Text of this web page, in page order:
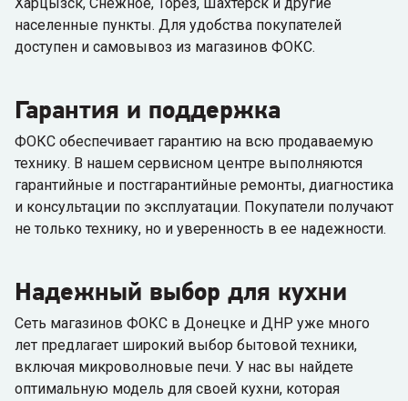
населенные пункты. Для удобства покупателей
доступен и самовывоз из магазинов ФОКС.
Гарантия и поддержка
ФОКС обеспечивает гарантию на всю продаваемую
технику. В нашем сервисном центре выполняются
гарантийные и постгарантийные ремонты, диагностика
и консультации по эксплуатации. Покупатели получают
не только технику, но и уверенность в ее надежности.
Надежный выбор для кухни
Сеть магазинов ФОКС в Донецке и ДНР уже много
лет предлагает широкий выбор бытовой техники,
включая микроволновые печи. У нас вы найдете
оптимальную модель для своей кухни, которая